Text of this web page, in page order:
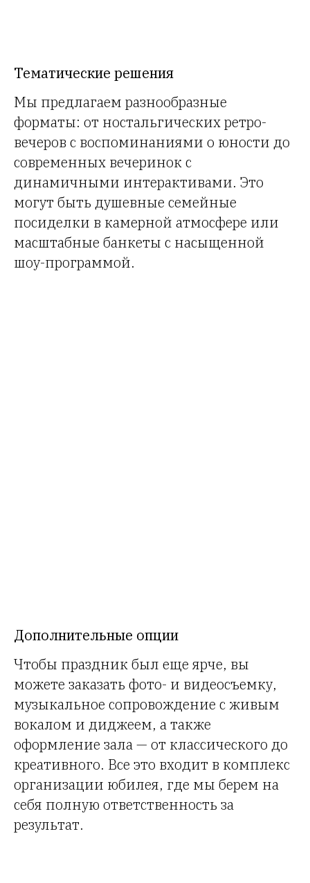
Тематические решения
Мы предлагаем разнообразные
форматы: от ностальгических ретро-
вечеров с воспоминаниями о юности до
современных вечеринок с
динамичными интерактивами. Это
могут быть душевные семейные
посиделки в камерной атмосфере или
масштабные банкеты с насыщенной
шоу-программой.
Дополнительные опции
Чтобы праздник был еще ярче, вы
можете заказать фото- и видеосъемку,
музыкальное сопровождение с живым
вокалом и диджеем, а также
оформление зала — от классического до
креативного. Все это входит в комплекс
организации юбилея, где мы берем на
себя полную ответственность за
результат.